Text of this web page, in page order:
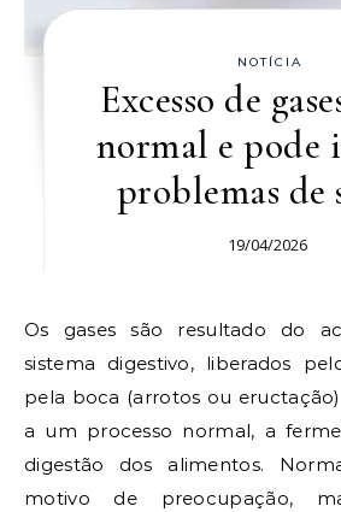
NOTÍCIA
Excesso de
normal e pode
problemas de
19/04/2026
Os gases são resultado do acúmulo de ar no
sistema digestivo, liberados
pela boca (arrotos ou
a um processo normal, a
digestão dos alimentos.
motivo de preocupação,